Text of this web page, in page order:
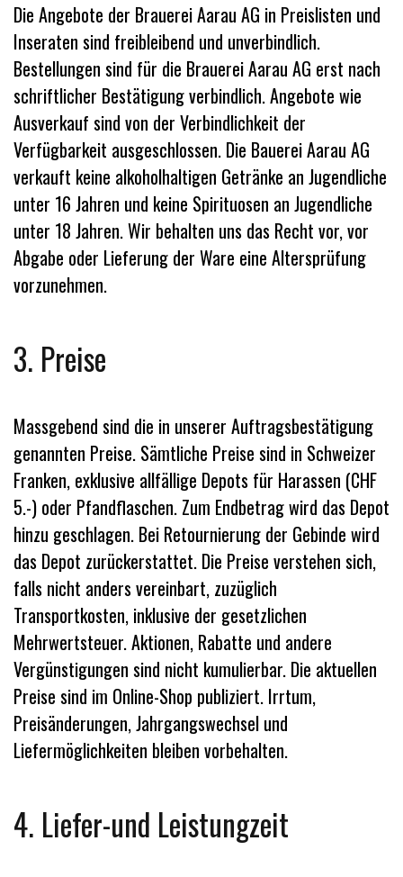
Die Angebote der Brauerei Aarau AG in Preislisten und
Inseraten sind freibleibend und unverbindlich.
Bestellungen sind für die Brauerei Aarau AG erst nach
schriftlicher Bestätigung verbindlich. Angebote wie
Ausverkauf sind von der Verbindlichkeit der
Verfügbarkeit ausgeschlossen. Die Bauerei Aarau AG
verkauft keine alkoholhaltigen Getränke an Jugendliche
unter 16 Jahren und keine Spirituosen an Jugendliche
unter 18 Jahren. Wir behalten uns das Recht vor, vor
Abgabe oder Lieferung der Ware eine Altersprüfung
vorzunehmen.
3. Preise
Massgebend sind die in unserer Auftragsbestätigung
genannten Preise. Sämtliche Preise sind in Schweizer
Franken, exklusive allfällige Depots für Harassen (CHF
5.-) oder Pfandflaschen. Zum Endbetrag wird das Depot
hinzu geschlagen. Bei Retournierung der Gebinde wird
das Depot zurückerstattet. Die Preise verstehen sich,
falls nicht anders vereinbart, zuzüglich
Transportkosten, inklusive der gesetzlichen
Mehrwertsteuer. Aktionen, Rabatte und andere
Vergünstigungen sind nicht kumulierbar. Die aktuellen
Preise sind im Online-Shop publiziert. Irrtum,
Preisänderungen, Jahrgangswechsel und
Liefermöglichkeiten bleiben vorbehalten.
4. Liefer-und Leistungzeit